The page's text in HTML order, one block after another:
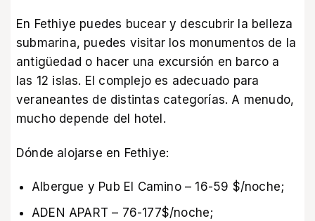
En Fethiye puedes bucear y descubrir la belleza
submarina, puedes visitar los monumentos de la
antigüedad o hacer una excursión en barco a
las 12 islas. El complejo es adecuado para
veraneantes de distintas categorías. A menudo,
mucho depende del hotel.
Dónde alojarse en Fethiye:
Albergue y Pub El Camino – 16-59 $/noche;
ADEN APART – 76-177$/noche;